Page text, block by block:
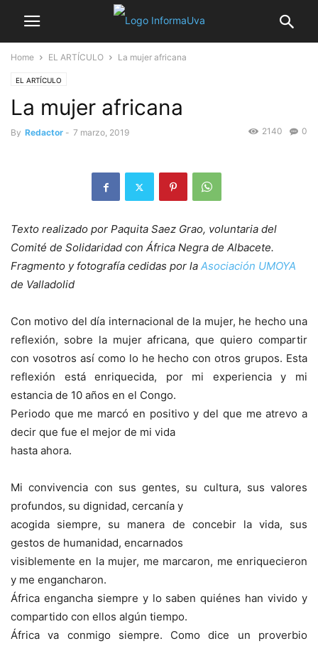
Home EL ARTÍCULO La mujer africana
EL ARTÍCULO
La mujer africana
By Redactor - 7 marzo, 2019 0
2140
Texto realizado por Paquita Saez Grao, voluntaria del
Comité de Solidaridad con África Negra de Albacete.
Fragmento y fotografía cedidas por la Asociación UMOYA
de Valladolid
Con motivo del día internacional de la mujer, he hecho una
reflexión, sobre la mujer africana, que quiero compartir
con vosotros así como lo he hecho con otros grupos. Esta
reflexión está enriquecida, por mi experiencia y mi
estancia de 10 años en el Congo.
Periodo que me marcó en positivo y del que me atrevo a
decir que fue el mejor de mi vida
hasta ahora.
Mi convivencia con sus gentes, su cultura, sus valores
profundos, su dignidad, cercanía y
acogida siempre, su manera de concebir la vida, sus
gestos de humanidad, encarnados
visiblemente en la mujer, me marcaron, me enriquecieron
y me engancharon.
África engancha siempre y lo saben quiénes han vivido y
compartido con ellos algún tiempo.
África va conmigo siempre. Como dice un proverbio